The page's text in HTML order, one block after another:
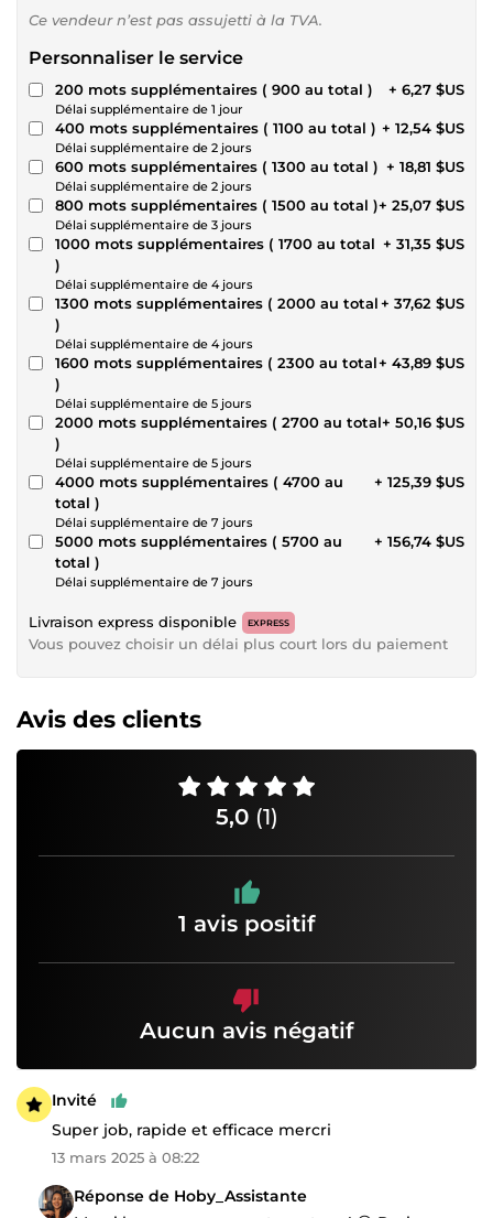
Ce vendeur n’est pas assujetti à la TVA.
Personnaliser le service
200 mots supplémentaires ( 900 au total )
Délai supplémentaire de 1 jour
+ 6,27 $US
400 mots supplémentaires ( 1100 au total )
Délai supplémentaire de 2 jours
+ 12,54 $US
600 mots supplémentaires ( 1300 au total )
Délai supplémentaire de 2 jours
+ 18,81 $US
800 mots supplémentaires ( 1500 au total )
Délai supplémentaire de 3 jours
+ 25,07 $US
1000 mots supplémentaires ( 1700 au total
)
Délai supplémentaire de 4 jours
+ 31,35 $US
1300 mots supplémentaires ( 2000 au total
)
Délai supplémentaire de 4 jours
+ 37,62 $US
1600 mots supplémentaires ( 2300 au total
)
Délai supplémentaire de 5 jours
+ 43,89 $US
2000 mots supplémentaires ( 2700 au total
)
Délai supplémentaire de 5 jours
+ 50,16 $US
4000 mots supplémentaires ( 4700 au
total )
Délai supplémentaire de 7 jours
+ 125,39 $US
5000 mots supplémentaires ( 5700 au
total )
Délai supplémentaire de 7 jours
+ 156,74 $US
Livraison express disponible EXPRESS
Vous pouvez choisir un délai plus court lors du paiement
Avis des clients
5,0 (1)
1 avis positif
Aucun avis négatif
Invité
Super job, rapide et efficace mercri
13 mars 2025 à 08:22
Réponse de Hoby_Assistante